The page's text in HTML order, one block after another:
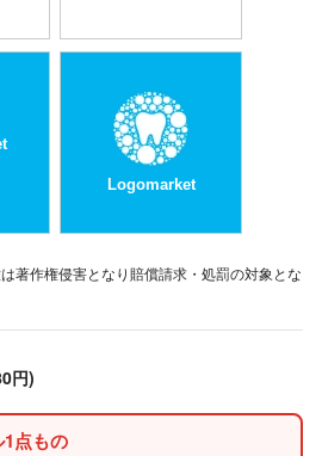
Logomarket
著作権侵害となり賠償請求・処罰の対象とな
円)
点もの